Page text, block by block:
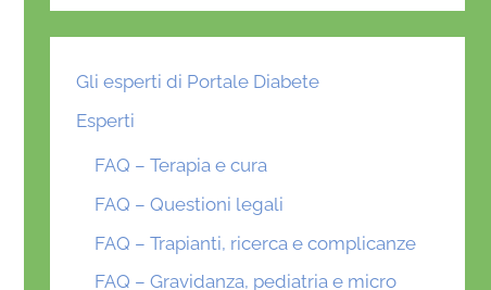
Gli esperti di Portale Diabete
Esperti
FAQ – Terapia e cura
FAQ – Questioni legali
FAQ – Trapianti, ricerca e complicanze
FAQ – Gravidanza, pediatria e micro